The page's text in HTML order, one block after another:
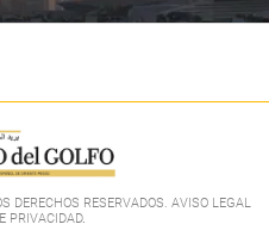
DERECHOS RESERVADOS. AVISO LEGAL
PRIVACIDAD.